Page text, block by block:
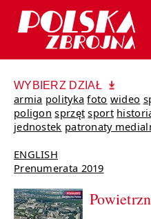
WYBIERZ DZIAŁ
armia polityka foto wideo
poligon sprzęt sport
jednostek patronaty
ENGLISH
Prenumerata 2019